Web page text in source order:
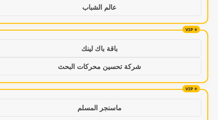
عالم الشباب
باقة باك لينك
شركة تحسين محركات البحث
ماسنجر المسلم